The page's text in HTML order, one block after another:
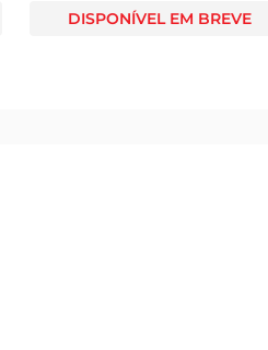
DISPONÍVEL EM BREVE